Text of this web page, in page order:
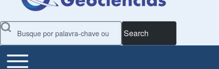
Search
Main Menu
Toggle main menu